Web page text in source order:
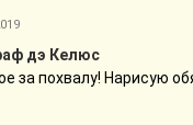
дэ Келюс
за похвалу! Нарисую